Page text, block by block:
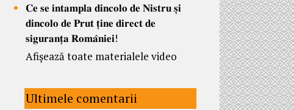
𝐂𝐞 𝐬𝐞 𝐢𝐧𝐭𝐚𝐦𝐩𝐥𝐚 𝐝𝐢𝐧𝐜𝐨𝐥𝐨 𝐝𝐞 𝐍𝐢𝐬𝐭𝐫𝐮 𝐬̦𝐢
𝐝𝐢𝐧𝐜𝐨𝐥𝐨 𝐝𝐞 𝐏𝐫𝐮𝐭 𝐭̦𝐢𝐧𝐞 𝐝𝐢𝐫𝐞𝐜𝐭 𝐝𝐞
𝐬𝐢𝐠𝐮𝐫𝐚𝐧𝐭̦𝐚 𝐑𝐨𝐦𝐚̂𝐧𝐢𝐞𝐢!
Afișează toate materialele video
Ultimele comentarii